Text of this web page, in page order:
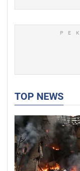
TOP NEWS